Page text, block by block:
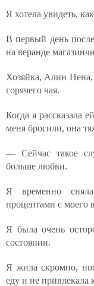
Я хотела увидеть,
В первый день
на веранде
Хозяйка, Алин Нена,
горячего чая.
Когда я рассказала
меня бросили, она
— Сейчас такое
больше любви.
Я временно
процентами с моего
Я была очень
состоянии.
Я жила скромно,
еду и не привлекала